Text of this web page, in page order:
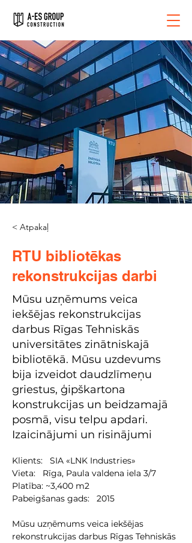
< Atpakaļ
RTU bibliotēkas
rekonstrukcijas darbi
Mūsu uzņēmums veica
iekšējas rekonstrukcijas
darbus Rīgas Tehniskās
universitātes zinātniskajā
bibliotēkā. Mūsu uzdevums
bija izveidot daudzlīmeņu
griestus, ģipškartona
konstrukcijas un beidzamajā
posmā, visu telpu apdari.
Izaicinājumi un risinājumi
Klients:   SIA «LNK Industries»
Vieta:   Rīga, Paula valdena iela 3/7
Platība: ~3,400 m2
Pabeigšanas gads:   2015
Mūsu uzņēmums veica iekšējas
rekonstrukcijas darbus Rīgas Tehniskās